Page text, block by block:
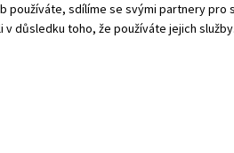
používáte, sdílíme se svými partnery pro
důsledku toho, že používáte jejich služby.